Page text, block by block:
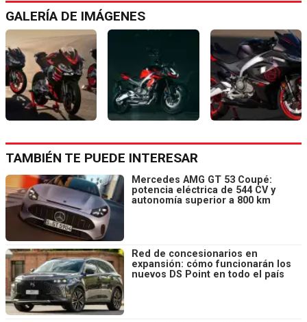
GALERÍA DE IMÁGENES
TAMBIÉN TE PUEDE INTERESAR
Mercedes AMG GT 53 Coupé:
potencia eléctrica de 544 CV y
autonomía superior a 800 km
Red de concesionarios en
expansión: cómo funcionarán los
nuevos DS Point en todo el país